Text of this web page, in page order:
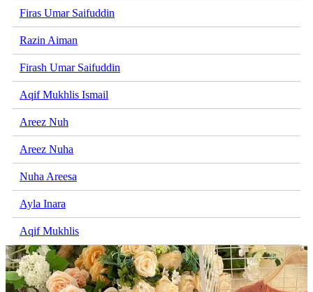
Firas Umar Saifuddin
Razin Aiman
Firash Umar Saifuddin
Aqif Mukhlis Ismail
Areez Nuh
Areez Nuha
Nuha Areesa
Ayla Inara
Aqif Mukhlis